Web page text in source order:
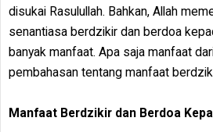
disukai Rasulullah. Bahkan, Allah
senantiasa berdzikir dan berdoa
banyak manfaat. Apa saja manfaat
pembahasan tentang manfaat
Manfaat Berdzikir dan Berdoa